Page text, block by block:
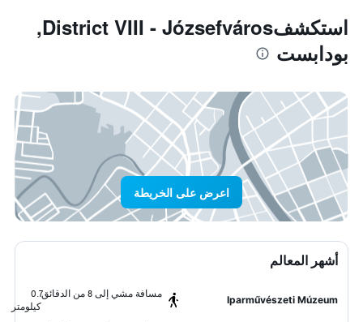
استكشفDistrict VIII - Józsefváros,
بودابست
اعرض على الخريطة
أشهر المعالم
Iparművészeti Múzeum
مسافة مشي إلى 8 من الدقائق
0.7
كيلومتر